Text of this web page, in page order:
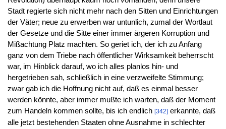
Stadt regierte sich nicht mehr nach den Sitten und Einrichtungen
der Väter; neue zu erwerben war untunlich, zumal der Wortlaut
der Gesetze und die Sitte einer immer ärgeren Korruption und
Mißachtung Platz machten. So geriet ich, der ich zu Anfang
ganz von dem Triebe nach öffentlicher Wirksamkeit beherrscht
war, im Hinblick darauf, wo ich alles planlos hin- und
hergetrieben sah, schließlich in eine verzweifelte Stimmung;
zwar gab ich die Hoffnung nicht auf, daß es einmal besser
werden könnte, aber immer mußte ich warten, daß der Moment
zum Handeln kommen sollte, bis ich endlich [342]erkannte, daß
alle jetzt bestehenden Staaten ohne Ausnahme in schlechter